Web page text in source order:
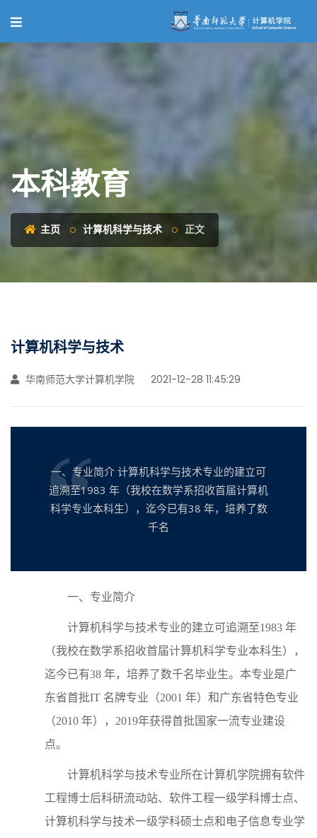
本科教育
主页 计算机科学与技术 正文
计算机科学与技术
华南师范大学计算机学院 2021-12-28 11:45:29
一、专业简介 计算机科学与技术专业的建立可
追溯至1983 年（我校在数学系招收首届计算机
科学专业本科生），迄今已有38 年，培养了数
千名
一、专业简介
计算机科学与技术专业的建立可追溯至1983 年
（我校在数学系招收首届计算机科学专业本科生），
迄今已有38 年，培养了数千名毕业生。本专业是广
东省首批IT 名牌专业（2001 年）和广东省特色专业
（2010 年），2019年获得首批国家一流专业建设
点。
计算机科学与技术专业所在计算机学院拥有软件
工程博士后科研流动站、软件工程一级学科博士点、
计算机科学与技术一级学科硕士点和电子信息专业学